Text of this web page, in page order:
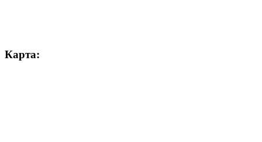
Карта: